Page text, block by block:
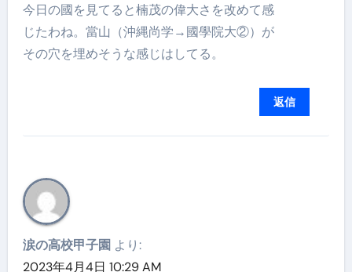
今日の國を見てると楠茂の偉大さを改めて感
じたわね。當山（沖縄尚学→國學院大②）が
その穴を埋めそうな感じはしてる。
返信
涙の高校甲子園 より:
2023年4月4日 10:29 AM